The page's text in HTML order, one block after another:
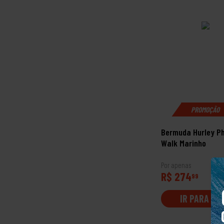
PROMOÇÃO
Bermuda Hurley
Walk Marinho
Por apenas
R$ 27499
IR PARA